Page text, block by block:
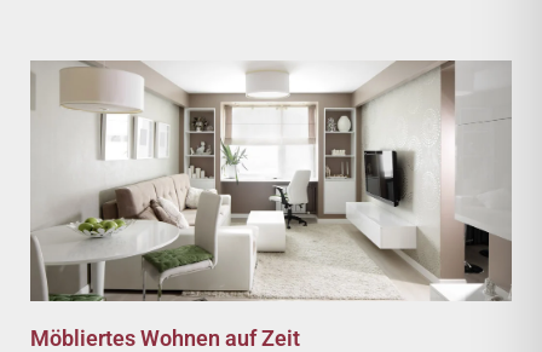
Möbliertes Wohnen auf Zeit